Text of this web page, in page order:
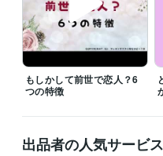
すぐに対応して欲しい時には、
待機をしますので、そちらを購
「すぐに鑑定して欲しい」、「
その気持ちは、すごくわかりま
待機をしていない時などは遠慮
※外出中や予約対応がない限りは、
もしかして前世で恋人？6
つの特徴
出品者の人気サービス